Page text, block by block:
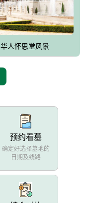
华人怀思堂风景
预约看墓
确定好选择墓地的
日期及线路